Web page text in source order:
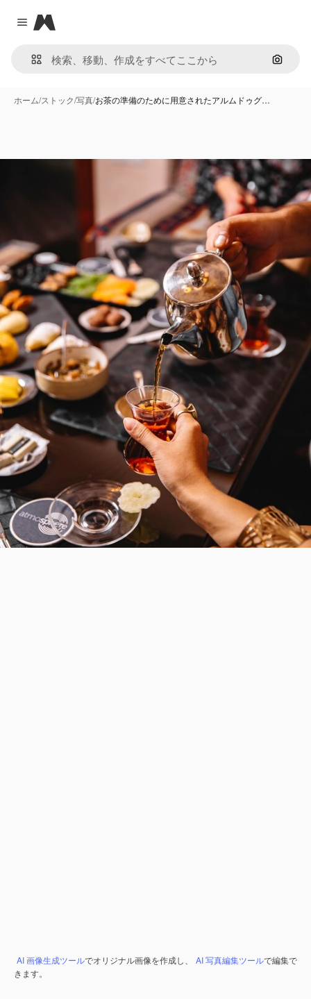
Close menu
Magnific
画像で
ホーム/ストック/写真/お茶の準備のために用意されたアルムドゥグ…
AI 画像生成ツールでオリジナル画像を作成し、 AI 写真編集ツールで編集で
きます。